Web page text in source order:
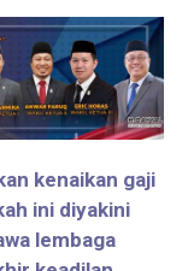
kenaikan gaji
ini diyakini
lembaga